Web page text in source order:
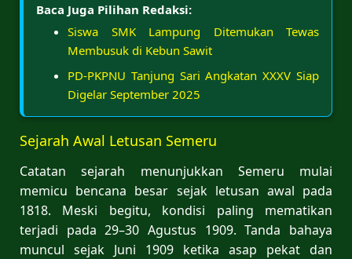
Baca Juga Pilihan Redaksi:
Siswa SMK Lampung Ditemukan Tewas
Membusuk di Kebun Sawit
PD-PKPNU Tanjung Sari Angkatan XXXV Siap
Digelar September 2025
Sejarah Awal Letusan Semeru
Catatan sejarah menunjukkan Semeru mulai
memicu bencana besar sejak letusan awal pada
1818. Meski begitu, kondisi paling mematikan
terjadi pada 29–30 Agustus 1909. Tanda bahaya
muncul sejak Juni 1909 ketika asap pekat dan